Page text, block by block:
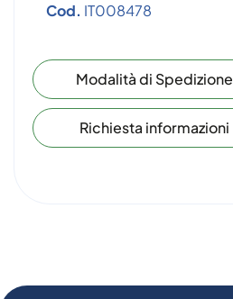
Cod. IT008478
Modalità di Spedizione
Richiesta informazioni